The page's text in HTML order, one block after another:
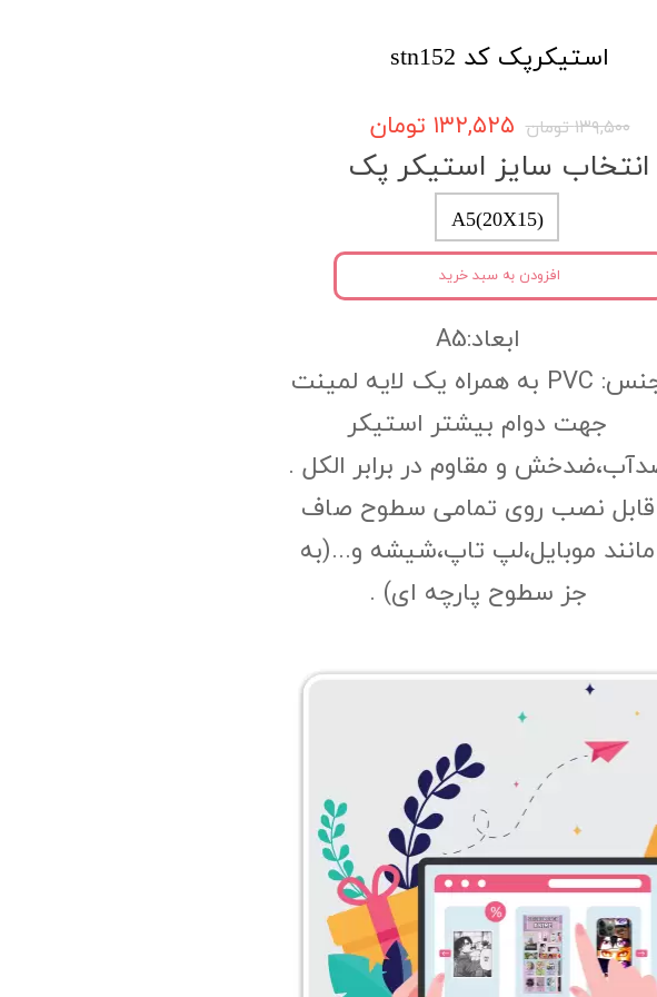
استیکرپک کد stn152
۱۳۹,۵۰۰ تومان ۱۳۲,۵۲۵ تومان
ابعاد:A5
جنس: PVC به همراه یک لایه لمینت
جهت دوام بیشتر استیکر
و مقاوم در برابر الکل .
قابل نصب روی تمامی سطوح صاف
مانند موبایل،لپ تاپ،شیشه و...(به
جز سطوح پارچه ای) .
انتخاب سایز استیکر پک
A5(20X15)
افزودن به سبد خرید